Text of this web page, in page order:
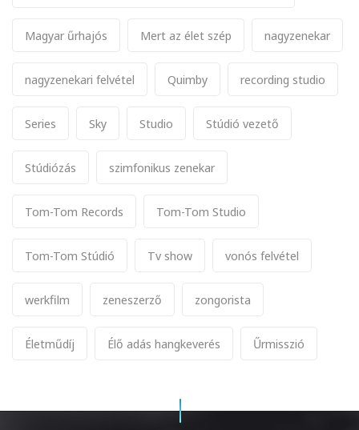
Magyar űrhajós Mert az élet szép nagyzenekar
nagyzenekari felvétel Quimby recording studio
Series Sky Studio Stúdió vezető
Stúdiózás szimfonikus zenekar
Tom-Tom Records Tom-Tom Studio
Tom-Tom Stúdió Tv show vonós felvétel
werkfilm zeneszerző zongorista
Életműdíj Élő adás hangkeverés Űrmisszió